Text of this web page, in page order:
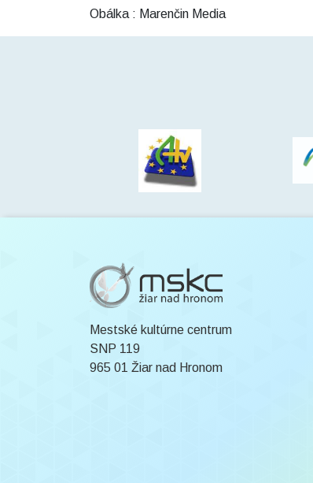
Obálka : Marenčin Media
Mestské kultúrne centrum
SNP 119
965 01 Žiar nad Hronom